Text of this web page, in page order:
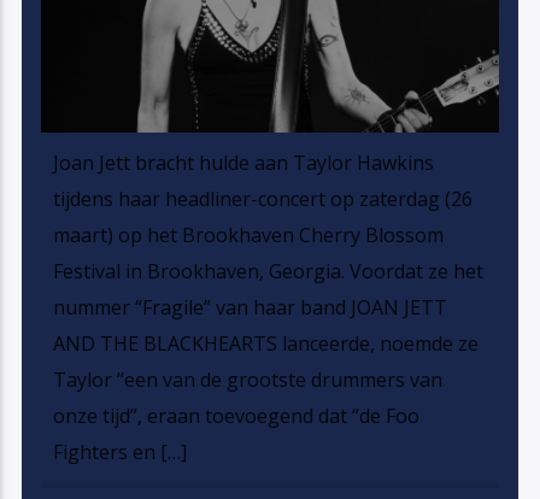
Joan Jett bracht hulde aan Taylor Hawkins
tijdens haar headliner-concert op zaterdag (26
maart) op het Brookhaven Cherry Blossom
Festival in Brookhaven, Georgia. Voordat ze het
nummer “Fragile” van haar band JOAN JETT
AND THE BLACKHEARTS lanceerde, noemde ze
Taylor “een van de grootste drummers van
onze tijd”, eraan toevoegend dat “de Foo
Fighters en […]